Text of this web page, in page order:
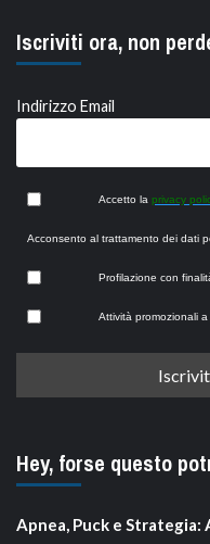
Iscriviti ora, non
Indirizzo Email
Accetto la privacy
Acconsento al trattamento dei dati
Profilazione con
Attività promozionali a
Hey, forse questo
Apnea, Puck e Strategia: